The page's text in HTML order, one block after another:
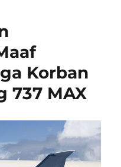
Korban
737 MAX